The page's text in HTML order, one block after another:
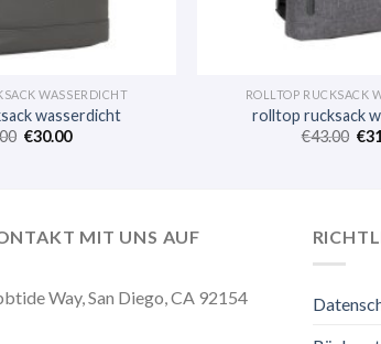
WASSERDICHT
wasserdicht
€30.00
ROLLTOP RUCKSACK
rolltop rucksack
€43.00 €
MIT UNS AUF
Way, San Diego, CA 92154